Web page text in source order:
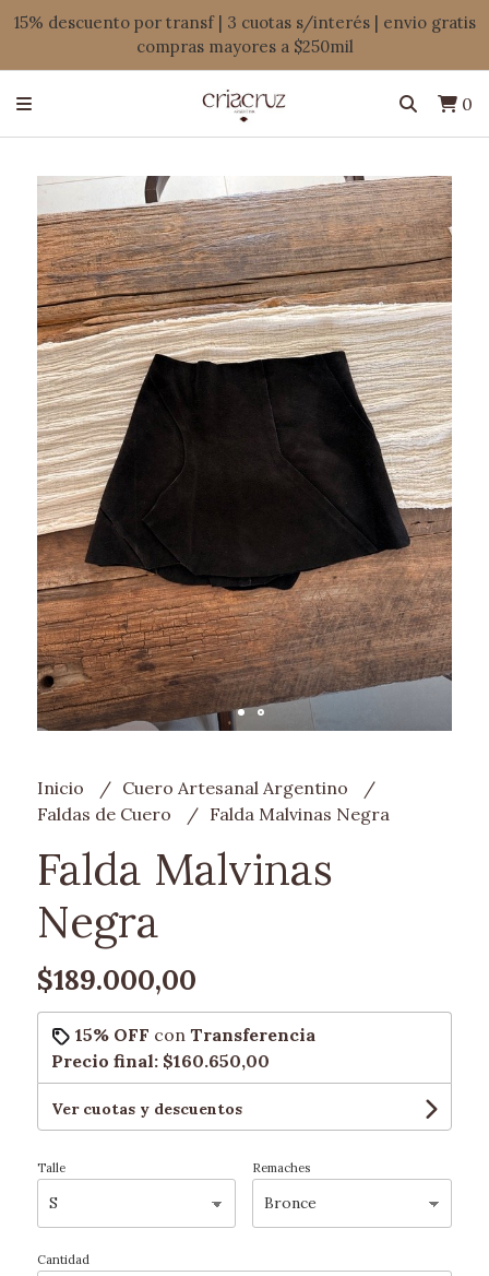
15% descuento por transf | 3 cuotas s/interés | envio gratis
compras mayores a $250mil
0
Inicio
Cuero Artesanal Argentino
Faldas de Cuero
Falda Malvinas Negra
Falda Malvinas
Negra
$189.000,00
15% OFF con Transferencia
Precio final: $160.650,00
Ver cuotas y descuentos
Talle Remaches
Cantidad